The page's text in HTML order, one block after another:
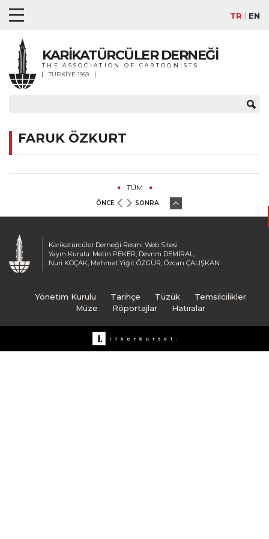
TR EN
KARİKATÜRCÜLER DERNEĞİ
THE ASSOCIATION OF CARTOONISTS
TÜRKİYE 1969
FARUK ÖZKURT
TÜM
ÖNCE SONRA
Karikatürcüler Derneği Resmi Web Sitesi
Yayın Kurulu: Metin PEKER, Devrim DEMİRAL,
Nuri KOÇAK, Mehmet Yiğit ÖZGÜR, Özcan ÇALIŞKAN
Yönetim Kurulu Tarihçe Tüzük
Temsilcilikler
Müze
Röportajlar Hatıralar